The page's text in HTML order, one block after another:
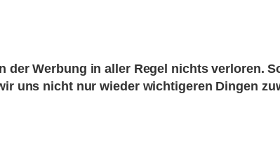
der Werbung in aller Regel nichts verloren.
uns nicht nur wieder wichtigeren Dingen